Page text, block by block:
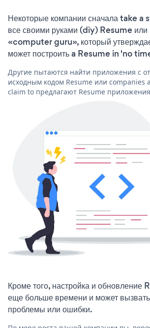
Некоторые компании сначала take a
все своими руками (diy) Resume
«computer guru», который
может построить a Resume in 'no
Другие пытаются найти приложения с
исходным кодом Resume или companies
claim to предлагают Resume
Кроме того, настройка и обновление
еще больше времени и может
проблемы или ошибки.